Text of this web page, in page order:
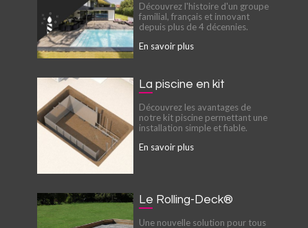
Découvrez l'histoire d'un groupe
familial, français et innovant
depuis plus de 4 décennies.
En savoir plus
La piscine en kit
Découvrez les avantages de
notre kit piscine permettant une
installation simple et fiable.
En savoir plus
Le Rolling-Deck®
Une nouvelle solution pour tous